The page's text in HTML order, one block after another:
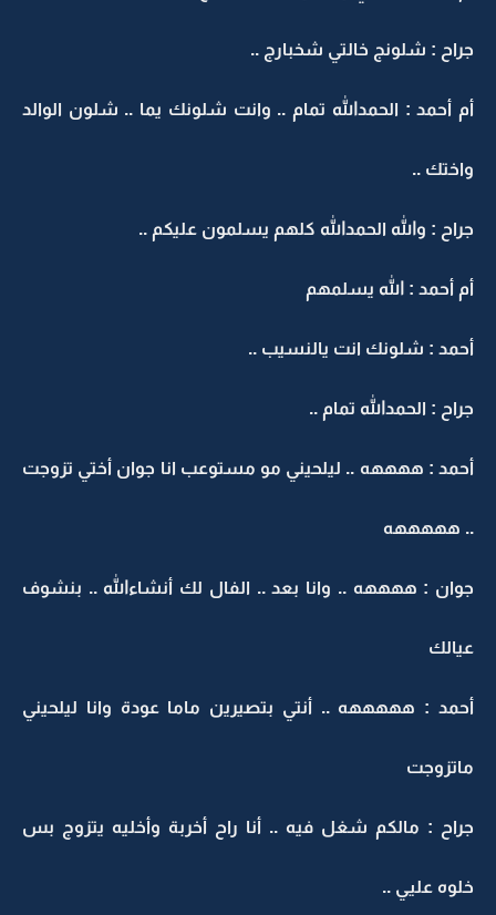
جراح : شلونج خالتي شخبارج ..
أم أحمد : الحمدالله تمام .. وانت شلونك يما .. شلون الوالد
واختك ..
جراح : والله الحمدالله كلهم يسلمون عليكم ..
أم أحمد : الله يسلمهم
أحمد : شلونك انت يالنسيب ..
جراح : الحمدالله تمام ..
أحمد : ههههه .. ليلحيني مو مستوعب انا جوان أختي تزوجت
.. هههههه
جوان : ههههه .. وانا بعد .. الفال لك أنشاءالله .. بنشوف
عيالك
أحمد : هههههه .. أنتي بتصيرين ماما عودة وانا ليلحيني
ماتزوجت
جراح : مالكم شغل فيه .. أنا راح أخربة وأخليه يتزوج بس
خلوه عليي ..